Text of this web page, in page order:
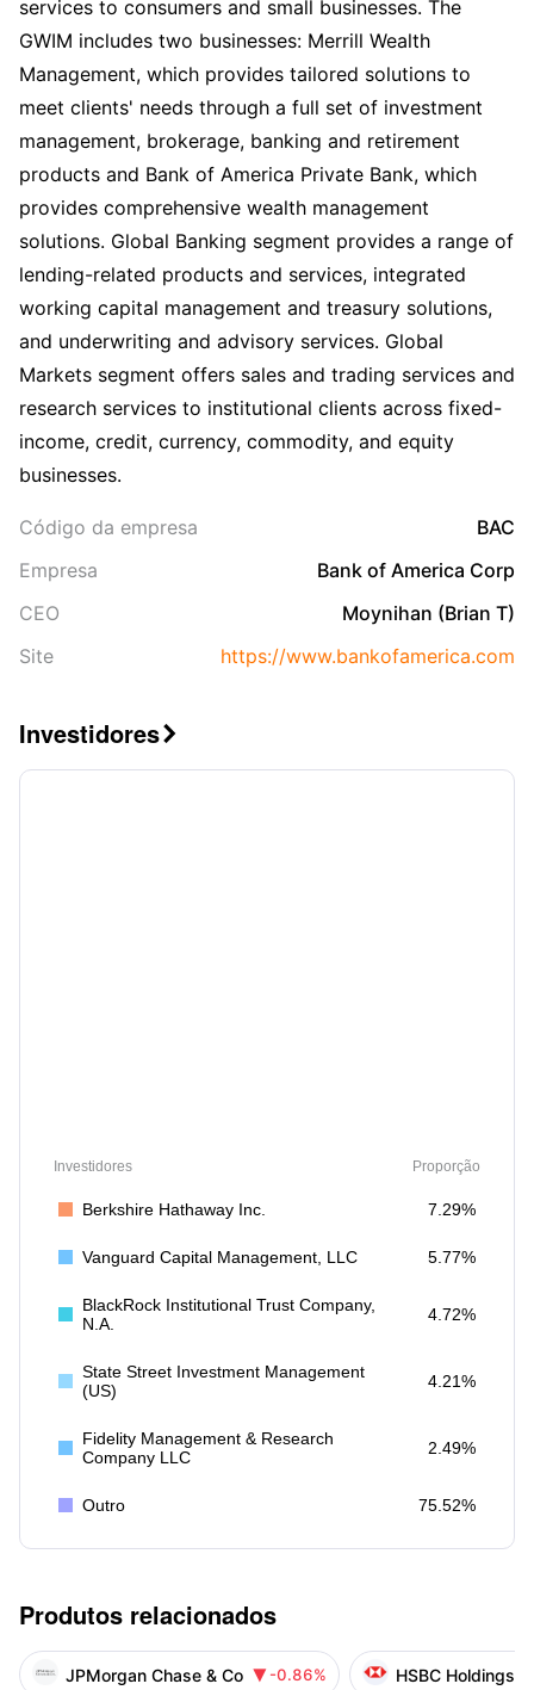
services to consumers and small businesses. The
GWIM includes two businesses: Merrill Wealth
Management, which provides tailored solutions to
meet clients' needs through a full set of investment
management, brokerage, banking and retirement
products and Bank of America Private Bank, which
provides comprehensive wealth management
solutions. Global Banking segment provides a range of
lending-related products and services, integrated
working capital management and treasury solutions,
and underwriting and advisory services. Global
Markets segment offers sales and trading services and
research services to institutional clients across fixed-
income, credit, currency, commodity, and equity
businesses.
Código da empresa
BAC
Empresa
Bank of America Corp
CEO
Moynihan (Brian T)
Site
https://www.bankofamerica.com
Investidores
Investidores Proporção
Berkshire Hathaway Inc. 7.29%
Vanguard Capital Management, LLC 5.77%
BlackRock Institutional Trust Company,
N.A.
4.72%
State Street Investment Management
(US)
4.21%
Fidelity Management & Research
Company LLC
2.49%
Outro 75.52%
Produtos relacionados
JPMorgan Chase & Co  -0.86% HSBC Holdings